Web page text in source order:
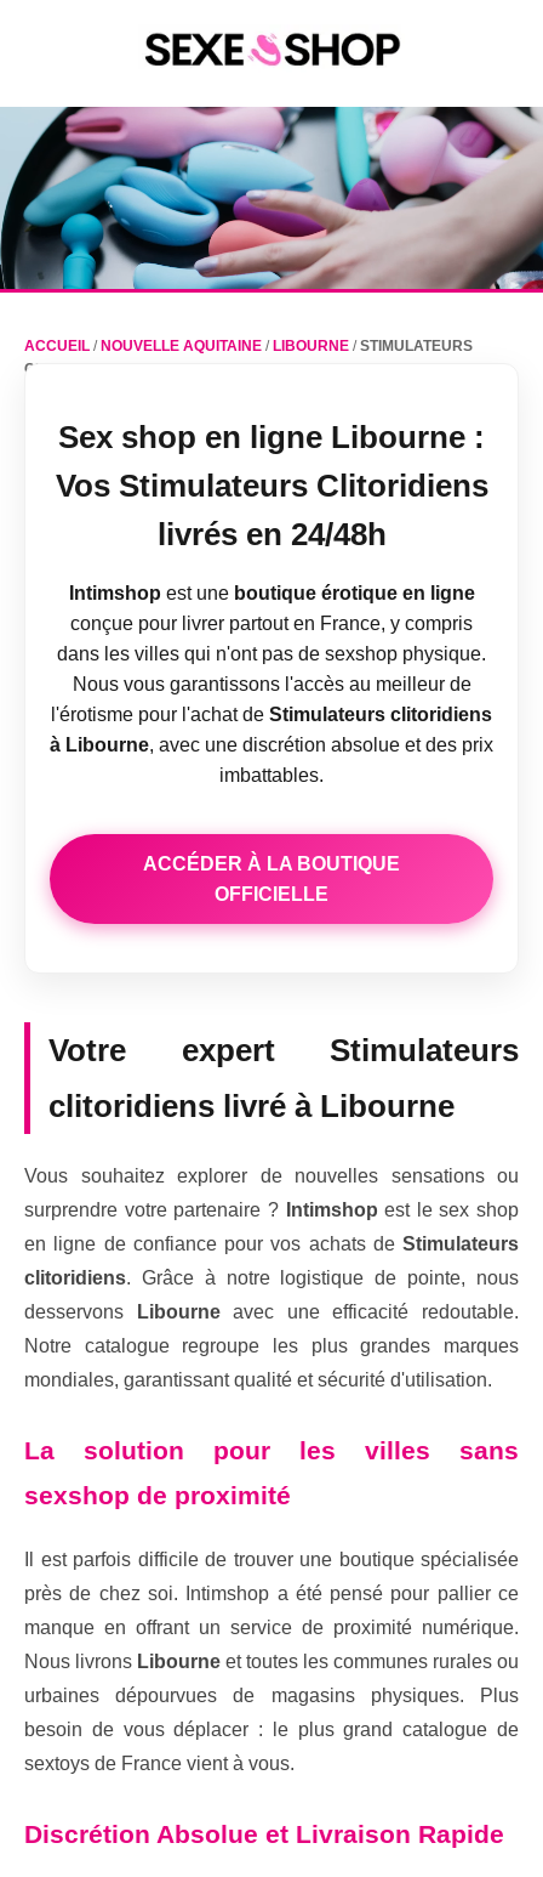
ACCUEIL / NOUVELLE AQUITAINE / LIBOURNE / STIMULATEURS
CLITORIDIENS
Sex shop en ligne Libourne :
Vos Stimulateurs Clitoridiens
livrés en 24/48h
Intimshop est une boutique érotique en ligne
conçue pour livrer partout en France, y compris
dans les villes qui n'ont pas de sexshop physique.
Nous vous garantissons l'accès au meilleur de
l'érotisme pour l'achat de Stimulateurs clitoridiens
à Libourne, avec une discrétion absolue et des prix
imbattables.
ACCÉDER À LA BOUTIQUE
OFFICIELLE
Votre expert Stimulateurs
clitoridiens livré à Libourne
Vous souhaitez explorer de nouvelles sensations ou
surprendre votre partenaire ?
Intimshop est le sex shop
en ligne de confiance pour vos achats de Stimulateurs
clitoridiens. Grâce à notre logistique de pointe, nous
desservons
Libourneavec une efficacité redoutable.
Notre catalogue regroupe les plus grandes marques
mondiales, garantissant qualité et sécurité d'utilisation.
La solution pour les villes sans
sexshop de proximité
Il est parfois difficile de trouver une boutique spécialisée
près de chez soi. Intimshop a été pensé pour pallier ce
manque en offrant un service de proximité numérique.
Nous livrons Libourne et toutes les communes rurales ou
urbaines dépourvues de magasins physiques. Plus
besoin de vous déplacer : le plus grand catalogue de
sextoys de France vient à vous.
Discrétion Absolue et Livraison Rapide